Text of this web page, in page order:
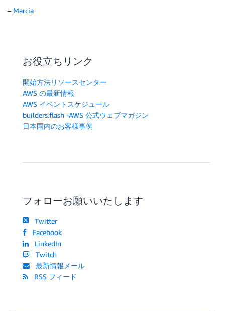
– Marcia
お役立ちリンク
開始方法リソースセンター
AWS の最新情報
AWS イベントスケジュール
builders.flash -AWS 公式ウェブマガジン
日本国内のお客様事例
フォローお願いいたします
Twitter
Facebook
LinkedIn
Twitch
最新情報メール
RSS フィード